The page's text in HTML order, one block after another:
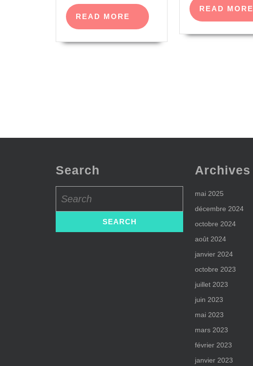
READ MORE
READ
MORE
READ MORE
Search
for:
Archives
mai 2025
décembre 2024
octobre 2024
août 2024
janvier 2024
octobre 2023
juillet 2023
juin 2023
mai 2023
mars 2023
février 2023
janvier 2023